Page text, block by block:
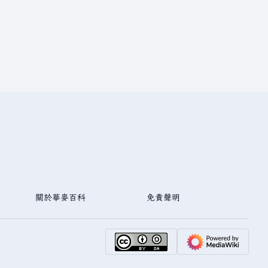
關於華麥百科 免責聲明